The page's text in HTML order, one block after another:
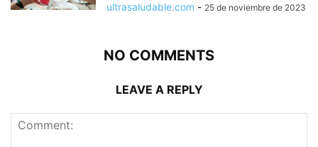
ultrasaludable.com - 25 de noviembre de 2023
NO COMMENTS
LEAVE A REPLY